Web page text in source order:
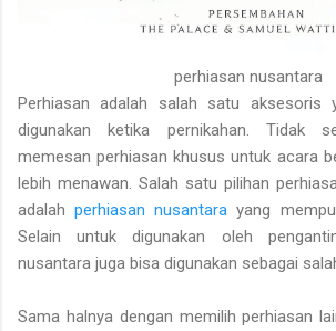
perhiasan nusantara
Perhiasan adalah salah satu aksesoris
digunakan ketika pernikahan. Tidak
memesan perhiasan khusus untuk acara
lebih menawan. Salah satu pilihan
adalahperhiasan nusantara yang
Selain untuk digunakan oleh
nusantara juga bisa digunakan sebagai
Sama halnya dengan memilih perhiasan